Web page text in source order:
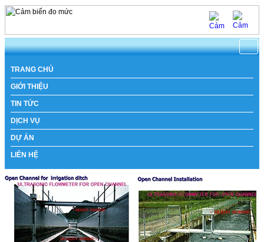
https://www.natachi.net
TRANG CHỦ
GIỚI THIỆU
TIN TỨC
DỊCH VỤ
DỰ ÁN
LIÊN HỆ